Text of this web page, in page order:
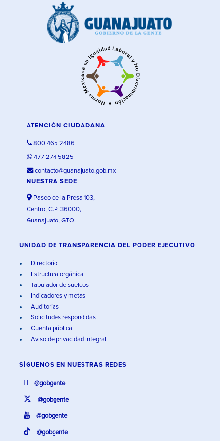
ATENCIÓN CIUDADANA
800 465 2486
477 274 5825
contacto@guanajuato.gob.mx
NUESTRA SEDE
Paseo de la Presa 103,
Centro, C.P. 36000,
Guanajuato, GTO.
UNIDAD DE TRANSPARENCIA DEL PODER EJECUTIVO
Directorio
Estructura orgánica
Tabulador de sueldos
Indicadores y metas
Auditorías
Solicitudes respondidas
Cuenta pública
Aviso de privacidad integral
SÍGUENOS EN NUESTRAS REDES
@gobgente
@gobgente
@gobgente
@gobgente